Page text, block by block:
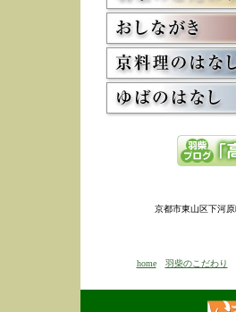
京都市東山区下河
home 羽柴のこだわり